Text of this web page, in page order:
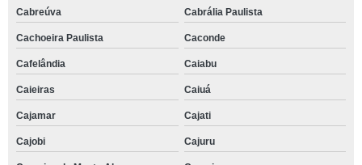
Cabreúva Cabrália Paulista
Cachoeira Paulista Caconde
Cafelândia Caiabu
Caieiras Caiuá
Cajamar Cajati
Cajobi Cajuru